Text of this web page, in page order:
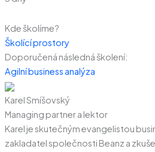
Kde školíme?
Školící prostory
Doporučená následná školení:
Agilní business analýza
Karel Smíšovský
Managing partner a lektor
Karel je skutečným evangelistou
zakladatel společnosti Beanz a